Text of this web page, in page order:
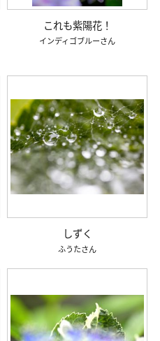
これも紫陽花！
インディゴブルー
しずく
ふうた